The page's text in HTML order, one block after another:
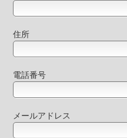
住所
電話番号
メールアドレス